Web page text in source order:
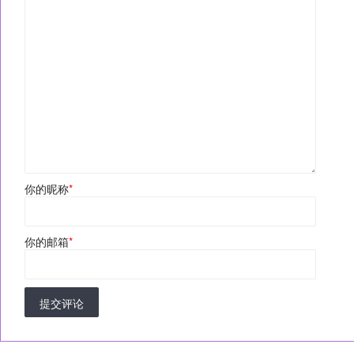
你的昵称*
你的邮箱*
提交评论